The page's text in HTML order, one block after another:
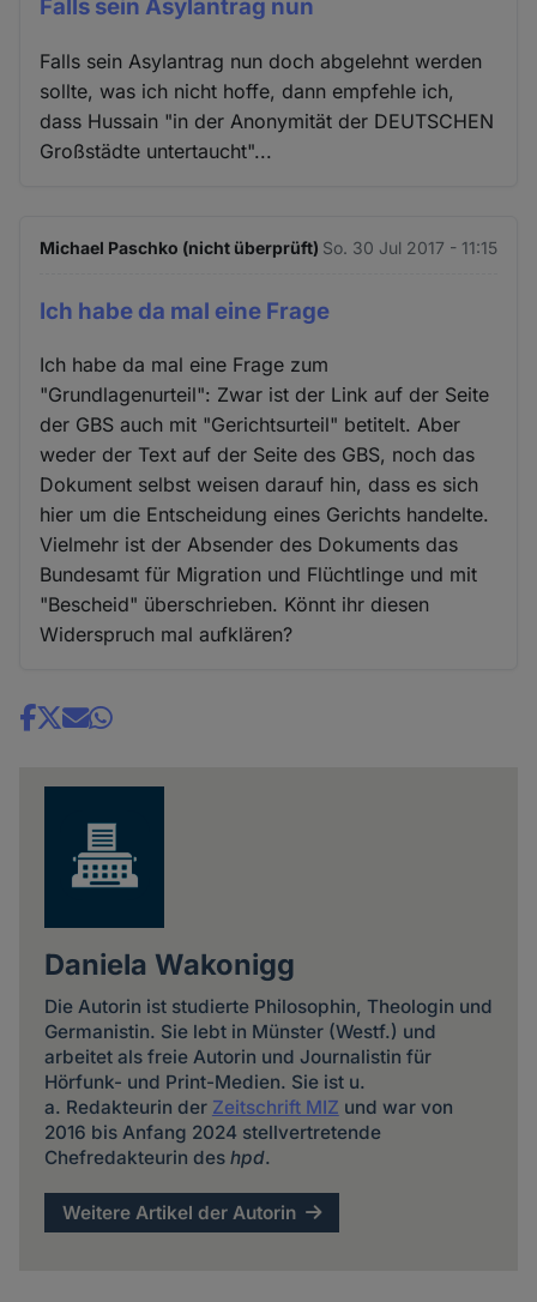
Falls sein Asylantrag nun
Falls sein Asylantrag nun doch abgelehnt werden
sollte, was ich nicht hoffe, dann empfehle ich,
dass Hussain "in der Anonymität der DEUTSCHEN
Großstädte untertaucht"...
Michael Paschko (nicht überprüft) So. 30 Jul 2017 - 11:15
Ich habe da mal eine Frage
Ich habe da mal eine Frage zum
"Grundlagenurteil": Zwar ist der Link auf der Seite
der GBS auch mit "Gerichtsurteil" betitelt. Aber
weder der Text auf der Seite des GBS, noch das
Dokument selbst weisen darauf hin, dass es sich
hier um die Entscheidung eines Gerichts handelte.
Vielmehr ist der Absender des Dokuments das
Bundesamt für Migration und Flüchtlinge und mit
"Bescheid" überschrieben. Könnt ihr diesen
Widerspruch mal aufklären?
Share
Daniela Wakonigg
Die Autorin ist studierte Philosophin, Theologin und
Germanistin. Sie lebt in Münster (Westf.) und
arbeitet als freie Autorin und Journalistin für
Hörfunk- und Print-Medien. Sie ist u.
a. Redakteurin der Zeitschrift MIZ und war von
2016 bis Anfang 2024 stellvertretende
Chefredakteurin des hpd.
Weitere Artikel der Autorin